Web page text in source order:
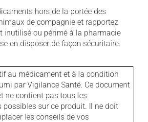
hors de la portée des
de compagnie et rapportez
inutilisé ou périmé à la pharmacie
en disposer de façon sécuritaire.
au médicament et à la condition
par Vigilance Santé. Ce document
ne contient pas tous les
possibles sur ce produit. Il ne doit
les conseils de vos